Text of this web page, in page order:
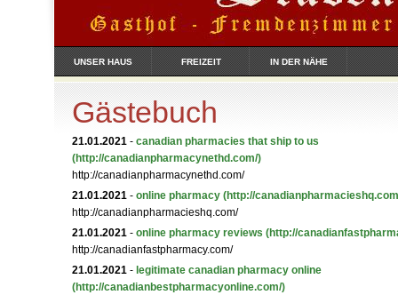
UNSER HAUS FREIZEIT IN DER NÄHE
Gästebuch
21.01.2021 - canadian pharmacies that ship to us
(http://canadianpharmacynethd.com/)
http://canadianpharmacynethd.com/
21.01.2021 - online pharmacy (http://
http://canadianpharmacieshq.com/
21.01.2021 - online pharmacy reviews (http://
http://canadianfastpharmacy.com/
21.01.2021 - legitimate canadian pharmacy online
(http://canadianbestpharmacyonline.com/)